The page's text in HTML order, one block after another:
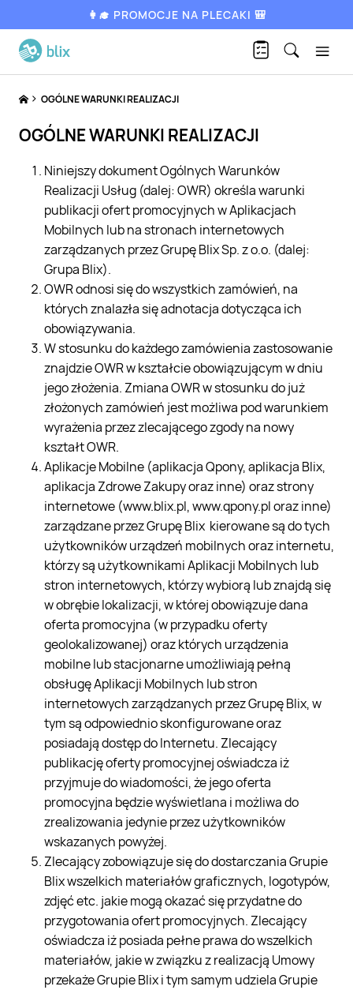
👩‍🎓 PROMOCJE NA PLECAKI 🎒
OGÓLNE WARUNKI REALIZACJI
OGÓLNE WARUNKI REALIZACJI
Niniejszy dokument Ogólnych Warunków
Realizacji Usług (dalej: OWR) określa warunki
publikacji ofert promocyjnych w Aplikacjach
Mobilnych lub na stronach internetowych
zarządzanych przez Grupę Blix Sp. z o.o. (dalej:
Grupa Blix).
OWR odnosi się do wszystkich zamówień, na
których znalazła się adnotacja dotycząca ich
obowiązywania.
W stosunku do każdego zamówienia zastosowanie
znajdzie OWR w kształcie obowiązującym w dniu
jego złożenia. Zmiana OWR w stosunku do już
złożonych zamówień jest możliwa pod warunkiem
wyrażenia przez zlecającego zgody na nowy
kształt OWR.
Aplikacje Mobilne (aplikacja Qpony, aplikacja Blix,
aplikacja Zdrowe Zakupy oraz inne) oraz strony
internetowe (www.blix.pl, www.qpony.pl oraz inne)
zarządzane przez Grupę Blix kierowane są do tych
użytkowników urządzeń mobilnych oraz internetu,
którzy są użytkownikami Aplikacji Mobilnych lub
stron internetowych, którzy wybiorą lub znajdą się
w obrębie lokalizacji, w której obowiązuje dana
oferta promocyjna (w przypadku oferty
geolokalizowanej) oraz których urządzenia
mobilne lub stacjonarne umożliwiają pełną
obsługę Aplikacji Mobilnych lub stron
internetowych zarządzanych przez Grupę Blix, w
tym są odpowiednio skonfigurowane oraz
posiadają dostęp do Internetu. Zlecający
publikację oferty promocyjnej oświadcza iż
przyjmuje do wiadomości, że jego oferta
promocyjna będzie wyświetlana i możliwa do
zrealizowania jedynie przez użytkowników
wskazanych powyżej.
Zlecający zobowiązuje się do dostarczania Grupie
Blix wszelkich materiałów graficznych, logotypów,
zdjęć etc. jakie mogą okazać się przydatne do
przygotowania ofert promocyjnych. Zlecający
oświadcza iż posiada pełne prawa do wszelkich
materiałów, jakie w związku z realizacją Umowy
przekaże Grupie Blix i tym samym udziela Grupie